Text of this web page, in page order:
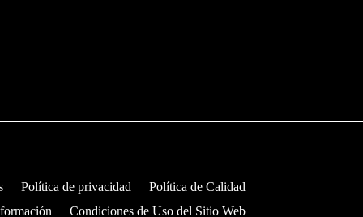
Política de privacidad
Política de Calidad
Condiciones de Uso del Sitio Web